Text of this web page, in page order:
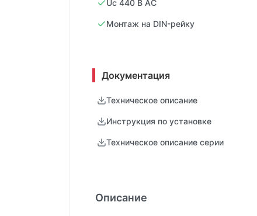
Uc 440 В AC
Монтаж на DIN-рейку
Документация
Техническое описание
Инструкция по установке
Техническое описание серии
Описание